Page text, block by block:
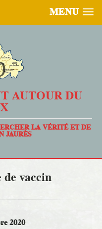
MENU
AUTOUR DU
LA VÉRITÉ ET DE
JAURÈS
vaccin
2020